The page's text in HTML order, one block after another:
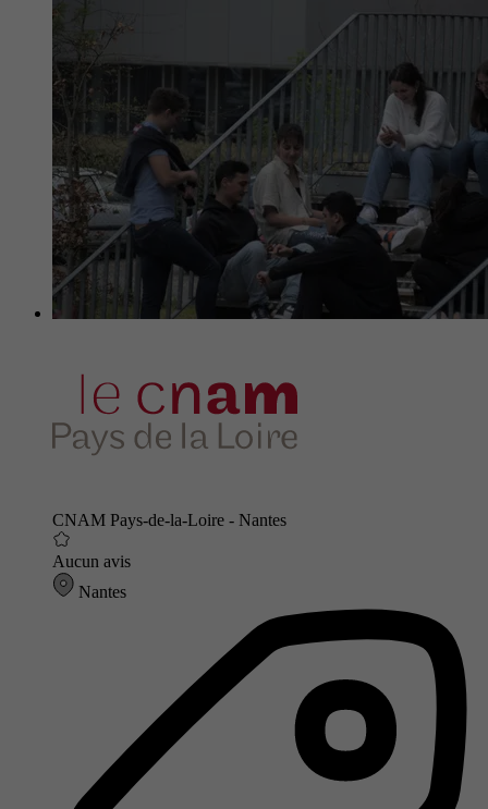
CNAM Pays-de-la-Loire - Nantes
Aucun avis
Nantes